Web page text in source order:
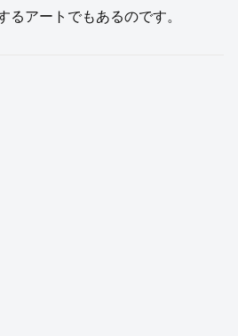
るアートでもあるのです。